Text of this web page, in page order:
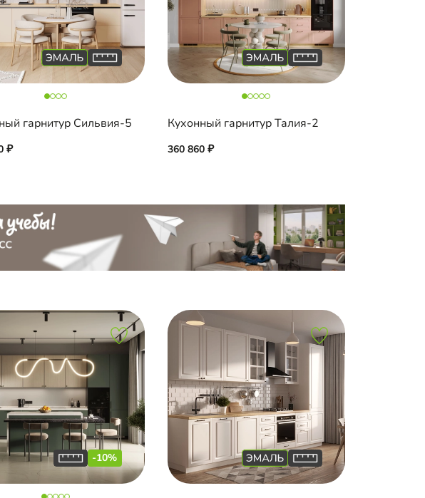
гарнитур Сильвия-5 Кухонный гарнитур Талия-2
360 860
-10%